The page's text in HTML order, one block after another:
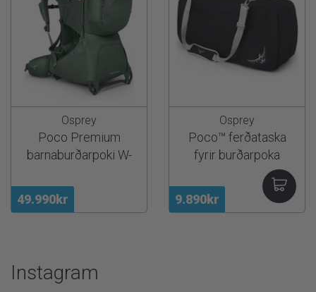
49.990kr
Osprey
Poco Premium
barnaburðarpoki W-
9.890kr
Osprey
Poco™ ferðataska
fyrir burðarpoka
Instagram